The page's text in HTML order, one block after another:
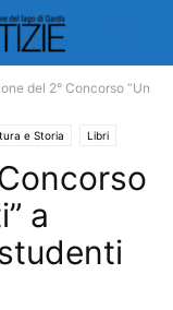
del 2° Concorso “Un
e Storia Libri
a